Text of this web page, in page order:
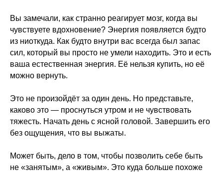
Вы замечали, как странно реагирует мозг, когда вы
чувствуете вдохновение? Энергия появляется будто
из ниоткуда. Как будто внутри вас всегда был запас
сил, который вы просто не умели находить. Это и есть
ваша естественная энергия. Её нельзя купить, но её
можно вернуть.
Это не произойдёт за один день. Но представьте,
каково это — проснуться утром и не чувствовать
тяжесть. Начать день с ясной головой. Завершить его
без ощущения, что вы выжаты.
Может быть, дело в том, чтобы позволить себе быть
не «занятым», а «живым». Это куда больше похоже